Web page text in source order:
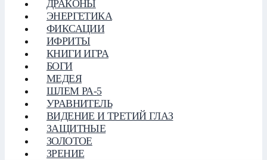
ДРАКОНЫ
ЭНЕРГЕТИКА
ФИКСАЦИИ
ИФРИТЫ
КНИГИ ИГРА
БОГИ
МЕДЕЯ
ШЛЕМ РА-5
УРАВНИТЕЛЬ
ВИДЕНИЕ И ТРЕТИЙ ГЛАЗ
ЗАЩИТНЫЕ
ЗОЛОТОЕ
ЗРЕНИЕ